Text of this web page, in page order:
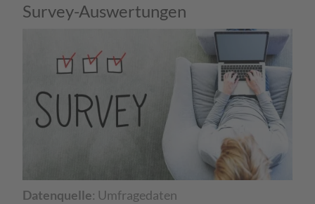
Survey-Auswertungen
Datenquelle: Umfragedaten​